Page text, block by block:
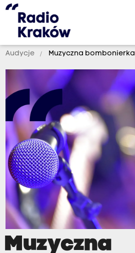
Audycje Muzyczna bombonierka
Muzyczna